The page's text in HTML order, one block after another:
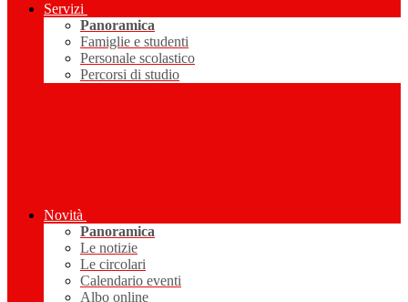
Servizi
Panoramica
Famiglie e studenti
Personale scolastico
Percorsi di studio
Novità
Panoramica
Le notizie
Le circolari
Calendario eventi
Albo online